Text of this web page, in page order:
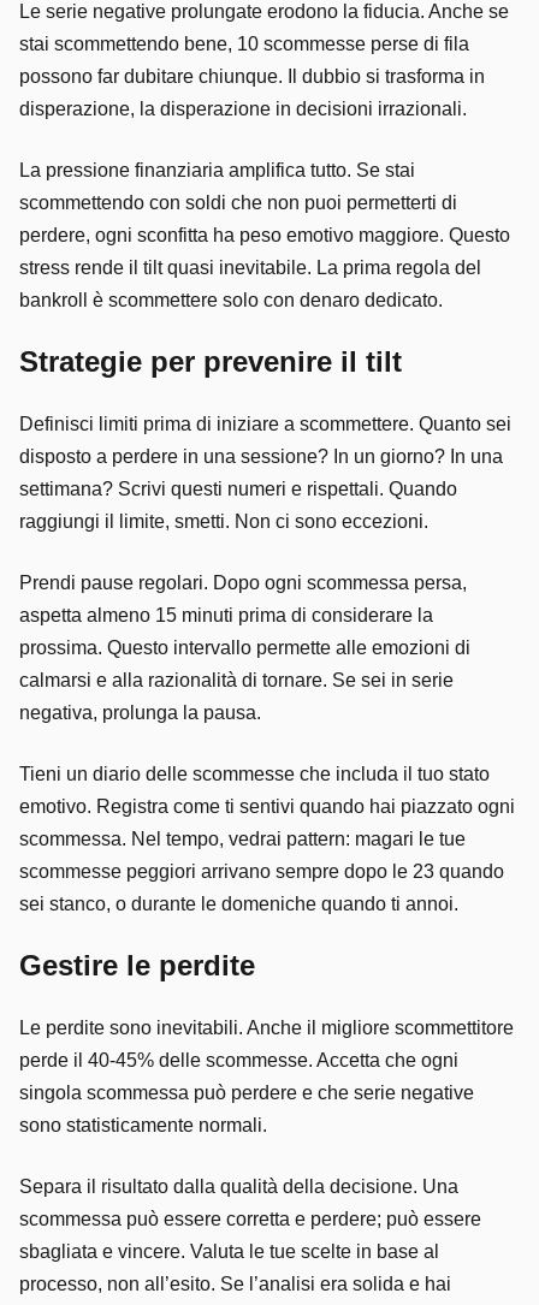
Le serie negative prolungate erodono la fiducia. Anche se
stai scommettendo bene, 10 scommesse perse di fila
possono far dubitare chiunque. Il dubbio si trasforma in
disperazione, la disperazione in decisioni irrazionali.
La pressione finanziaria amplifica tutto. Se stai
scommettendo con soldi che non puoi permetterti di
perdere, ogni sconfitta ha peso emotivo maggiore. Questo
stress rende il tilt quasi inevitabile. La prima regola del
bankroll è scommettere solo con denaro dedicato.
Strategie per prevenire il tilt
Definisci limiti prima di iniziare a scommettere. Quanto sei
disposto a perdere in una sessione? In un giorno? In una
settimana? Scrivi questi numeri e rispettali. Quando
raggiungi il limite, smetti. Non ci sono eccezioni.
Prendi pause regolari. Dopo ogni scommessa persa,
aspetta almeno 15 minuti prima di considerare la
prossima. Questo intervallo permette alle emozioni di
calmarsi e alla razionalità di tornare. Se sei in serie
negativa, prolunga la pausa.
Tieni un diario delle scommesse che includa il tuo stato
emotivo. Registra come ti sentivi quando hai piazzato ogni
scommessa. Nel tempo, vedrai pattern: magari le tue
scommesse peggiori arrivano sempre dopo le 23 quando
sei stanco, o durante le domeniche quando ti annoi.
Gestire le perdite
Le perdite sono inevitabili. Anche il migliore scommettitore
perde il 40-45% delle scommesse. Accetta che ogni
singola scommessa può perdere e che serie negative
sono statisticamente normali.
Separa il risultato dalla qualità della decisione. Una
scommessa può essere corretta e perdere; può essere
sbagliata e vincere. Valuta le tue scelte in base al
processo, non all’esito. Se l’analisi era solida e hai